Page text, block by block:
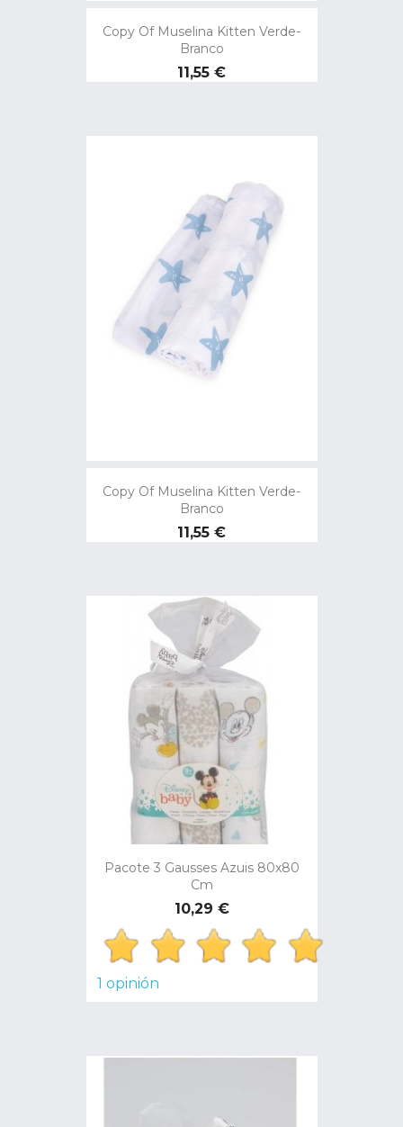
Copy Of Muselina Kitten Verde-
Branco
Preço
11,55 €
Copy Of Muselina Kitten Verde-
Branco
Preço
11,55 €
Pacote 3 Gausses Azuis 80x80
Cm
Preço
10,29 €
1 opinión